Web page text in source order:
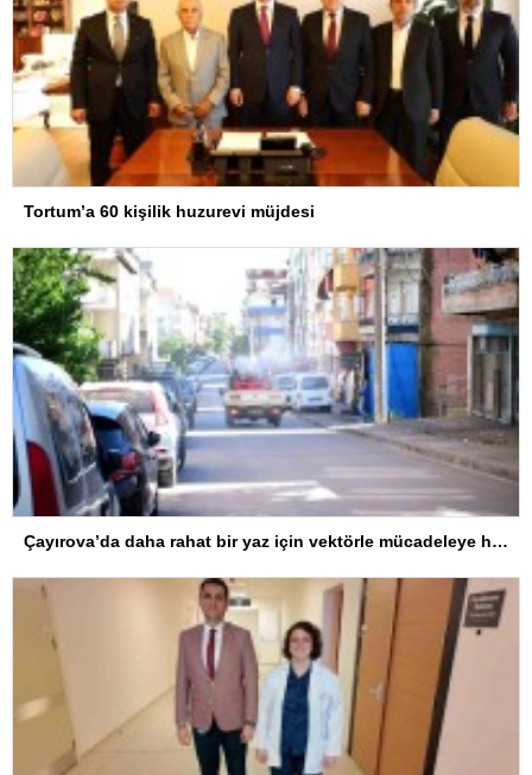
Tortum’a 60 kişilik huzurevi müjdesi
Çayırova’da daha rahat bir yaz için vektörle mücadeleye hız verildi